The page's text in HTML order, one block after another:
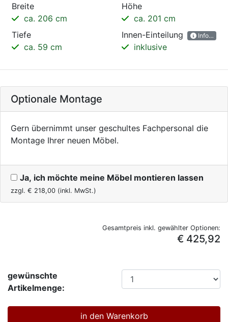
Breite
ca. 206 cm
Höhe
ca. 201 cm
Tiefe
ca. 59 cm
Innen-Einteilung
inklusive
Optionale Montage
Gern übernimmt unser geschultes Fachpersonal die
Montage Ihrer neuen Möbel.
Ja, ich möchte meine Möbel montieren lassen
zzgl. € 218,00 (inkl. MwSt.)
Gesamtpreis inkl. gewählter Optionen:
€ 425,92
gewünschte
Artikelmenge: